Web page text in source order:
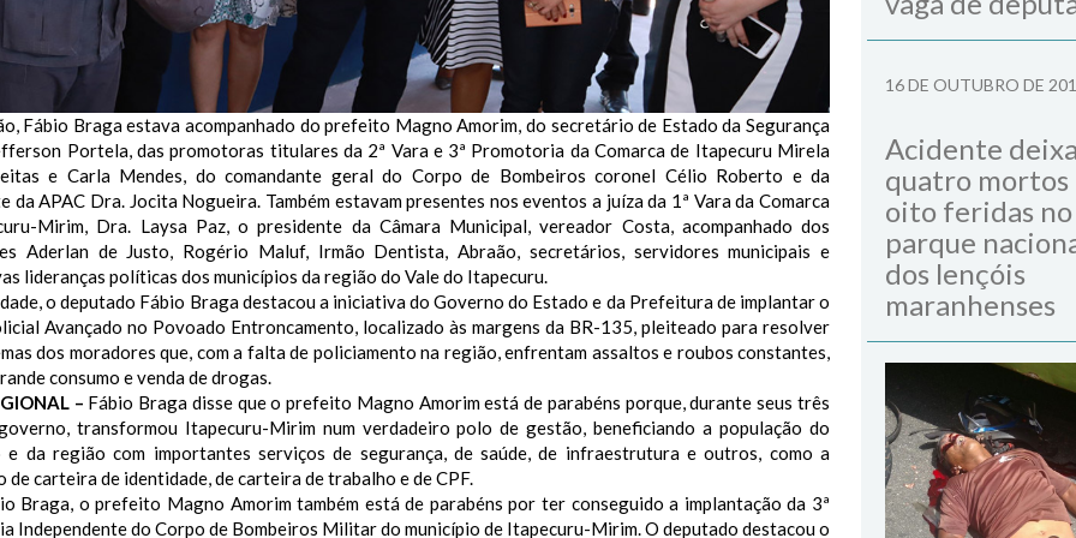
Fábio Braga estava acompanhado do prefeito Magno Amorim, do secretário de Estado da Segurança
Portela, das promotoras titulares da 2ª Vara e 3ª Promotoria da Comarca de Itapecuru Mirela
e Carla Mendes, do comandante geral do Corpo de Bombeiros coronel Célio Roberto e da
da APAC Dra. Jocita Nogueira. Também estavam presentes nos eventos a juíza da 1ª Vara da Comarca
Mirim, Dra. Laysa Paz, o presidente da Câmara Municipal, vereador Costa, acompanhado dos
Aderlan de Justo, Rogério Maluf, Irmão Dentista, Abraão, secretários, servidores municipais e
lideranças políticas dos municípios da região do Vale do Itapecuru.
o deputado Fábio Braga destacou a iniciativa do Governo do Estado e da Prefeitura de implantar o
Avançado no Povoado Entroncamento, localizado às margens da BR-135, pleiteado para resolver
dos moradores que, com a falta de policiamento na região, enfrentam assaltos e roubos constantes,
consumo e venda de drogas.
– Fábio Braga disse que o prefeito Magno Amorim está de parabéns porque, durante seus três
transformou Itapecuru-Mirim num verdadeiro polo de gestão, beneficiando a população do
e da região com importantes serviços de segurança, de saúde, de infraestrutura e outros, como a
de carteira de identidade, de carteira de trabalho e de CPF.
Braga, o prefeito Magno Amorim também está de parabéns por ter conseguido a implantação da 3ª
Independente do Corpo de Bombeiros Militar do município de Itapecuru-Mirim. O deputado destacou o
16 DE OUTUBRO DE
Acidente
quatro mortos
oito feridas no
parque
dos lençóis
maranhenses